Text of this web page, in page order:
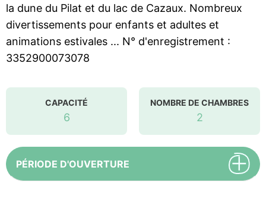
la dune du Pilat et du lac de Cazaux. Nombreux
divertissements pour enfants et adultes et
animations estivales ... N° d'enregistrement :
3352900073078
CAPACITÉ
6
NOMBRE DE CHAMBRES
2
PÉRIODE D'OUVERTURE